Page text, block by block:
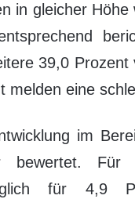
in gleicher Höhe
39,0 Prozent
melden eine
im
bewertet.
für 4,9